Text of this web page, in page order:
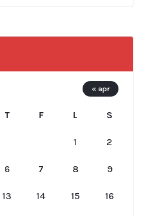
T F L S
1 2
6 7 8 9
13 14 15 16
« apr